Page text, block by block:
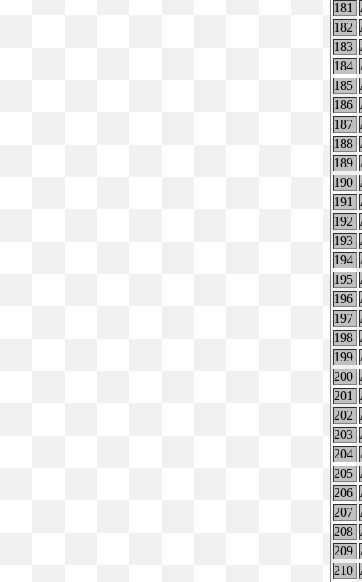
181
182
183
184
185
186
187
188
189
190
191
192
193
194
195
196
197
198
199
200
201
202
203
204
205
206
207
208
209
210